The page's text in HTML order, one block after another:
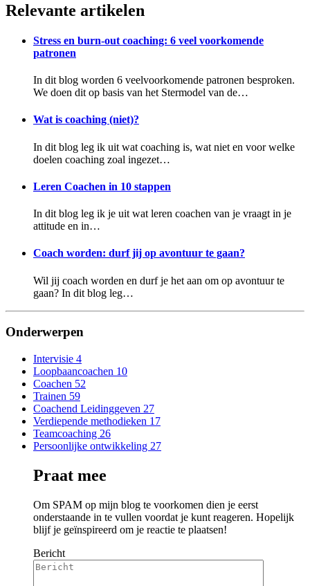
Relevante artikelen
Stress en burn-out coaching: 6 veel voorkomende
patronen
In dit blog worden 6 veelvoorkomende patronen besproken.
We doen dit op basis van het Stermodel van de…
Wat is coaching (niet)?
In dit blog leg ik uit wat coaching is, wat niet en voor welke
doelen coaching zoal ingezet…
Leren Coachen in 10 stappen
In dit blog leg ik je uit wat leren coachen van je vraagt in je
attitude en in…
Coach worden: durf jij op avontuur te gaan?
Wil jij coach worden en durf je het aan om op avontuur te
gaan? In dit blog leg…
Onderwerpen
Intervisie 4
Loopbaancoachen 10
Coachen 52
Trainen 59
Coachend Leidinggeven 27
Verdiepende methodieken 17
Teamcoaching 26
Persoonlijke ontwikkeling 27
Praat mee
Om SPAM op mijn blog te voorkomen dien je eerst
onderstaande in te vullen voordat je kunt reageren. Hopelijk
blijf je geïnspireerd om je reactie te plaatsen!
Bericht